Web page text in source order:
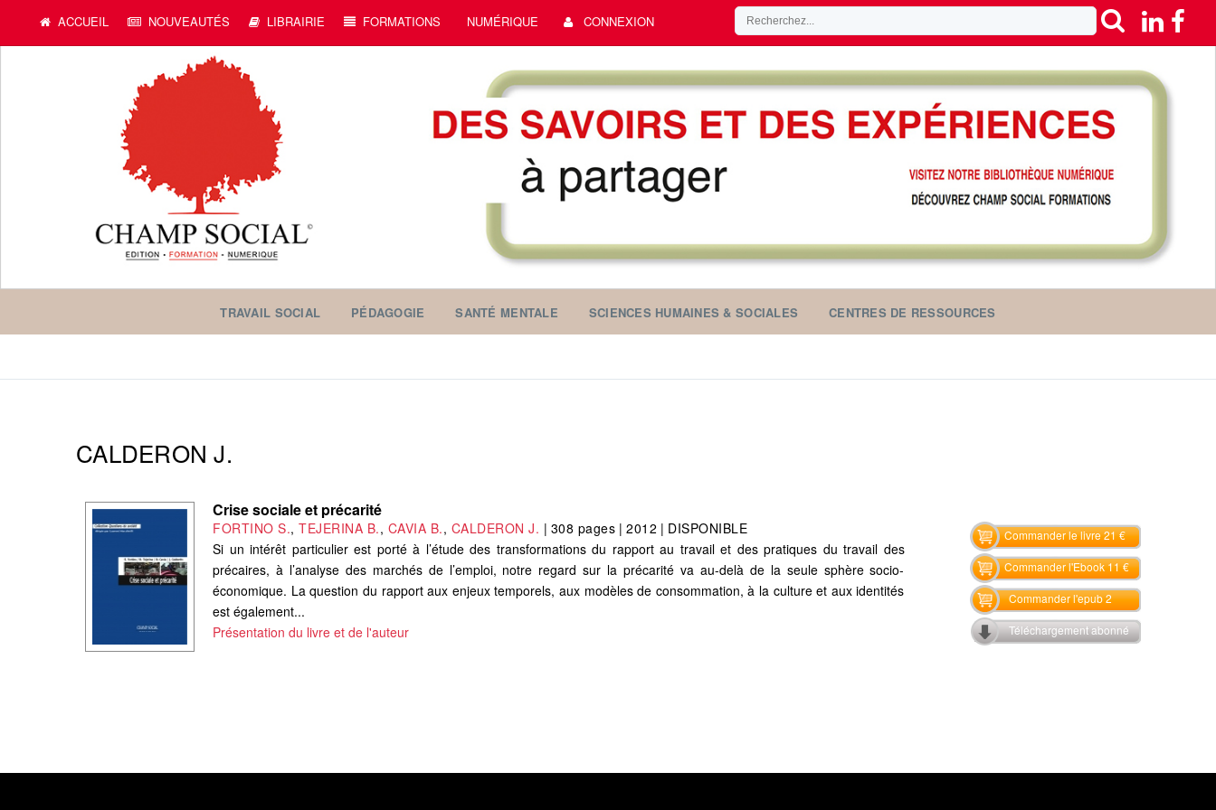
ACCUEIL NOUVEAUTÉS LIBRAIRIE FORMATIONS NUMÉRIQUE CONNEXION
TRAVAIL SOCIAL PÉDAGOGIE SANTÉ MENTALE SCIENCES HUMAINES & SOCIALES CENTRES DE RESSOURCES
CALDERON J.
Crise sociale et précarité
FORTINO S.,TEJERINA B., CAVIA B., CALDERON J. | 308 pages |2012 | DISPONIBLE
Si un intérêt particulier est porté à l’étude des transformations du rapport au travail et des pratiques du travail des
précaires, à l’analyse des marchés de l’emploi, notre regard sur la précarité va au-delà de la seule sphère socio-
économique. La question du rapport aux enjeux temporels, aux modèles de consommation, à la culture et aux identités
est également...
Présentation du livre et de l'auteur
Commander le livre 21 €
Commander l'Ebook 11 €
Commander l'epub 2
Téléchargement abonné